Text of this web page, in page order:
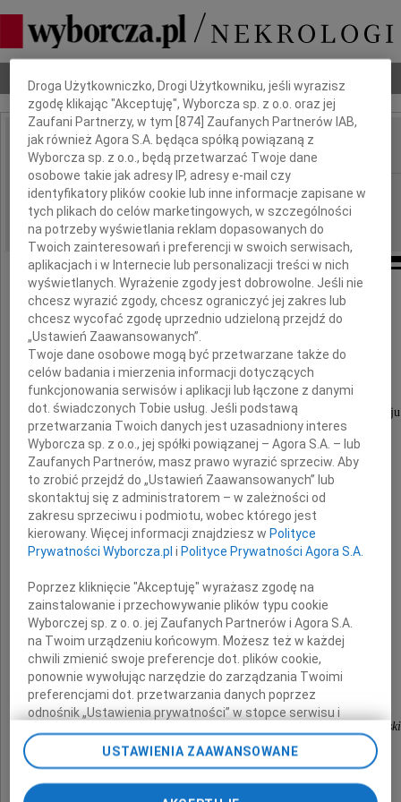
Nekrologi Odeszli Poradnik pogrzebowy
IMIĘ I NAZWISKO:
REGION: Kielce
DATA EMISJI: 04.09.2009
Pani
Stanisławie Stolarskiej
Przewodniczącej Rady Powiatu w Busku-Zdroju
wyrazy głębokiego współczucia
z powodu śmierci
Męża
składają
Tadeusz Kowalczyk
Przewodniczący Sejmiku Województwa
Dbamy o Twoją prywatność
Droga Użytkowniczko, Drogi Użytkowniku, jeśli wyrazisz
zgodę klikając "Akceptuję", Wyborcza sp. z o.o. oraz jej
Zaufani Partnerzy, w tym [874 ] Zaufanych Partnerów IAB,
jak również Agora S.A. będąca spółką powiązaną z
Wyborcza sp. z o.o., będą przetwarzać Twoje dane
osobowe takie jak adresy IP, adresy e-mail czy
identyfikatory plików cookie lub inne informacje zapisane w
tych plikach do celów marketingowych, w szczególności
na potrzeby wyświetlania reklam dopasowanych do
Twoich zainteresowań i preferencji w swoich serwisach,
aplikacjach i w Internecie lub personalizacji treści w nich
wyświetlanych. Wyrażenie zgody jest dobrowolne. Jeśli nie
chcesz wyrazić zgody, chcesz ograniczyć jej zakres lub
chcesz wycofać zgodę uprzednio udzieloną przejdź do
„Ustawień Zaawansowanych”.
Twoje dane osobowe mogą być przetwarzane także do
celów badania i mierzenia informacji dotyczących
funkcjonowania serwisów i aplikacji lub łączone z danymi
dot. świadczonych Tobie usług. Jeśli podstawą
przetwarzania Twoich danych jest uzasadniony interes
Wyborcza sp. z o.o., jej spółki powiązanej – Agora S.A. – lub
Zaufanych Partnerów, masz prawo wyrazić sprzeciw. Aby
to zrobić przejdź do „Ustawień Zaawansowanych” lub
skontaktuj się z administratorem – w zależności od
zakresu sprzeciwu i podmiotu, wobec którego jest
kierowany. Więcej informacji znajdziesz w Polityce
Prywatności Wyborcza.pl i Polityce Prywatności Agora S.A.
Poprzez kliknięcie "Akceptuję" wyrażasz zgodę na
zainstalowanie i przechowywanie plików typu cookie
Wyborczej sp. z o. o. jej Zaufanych Partnerów i Agora S.A.
na Twoim urządzeniu końcowym. Możesz też w każdej
chwili zmienić swoje preferencje dot. plików cookie,
ponownie wywołując narzędzie do zarządzania Twoimi
preferencjami dot. przetwarzania danych poprzez
odnośnik „Ustawienia prywatności” w stopce serwisu i
przechodząc do sekcji „Ustawienia zaawansowane”.
Zmiana ustawień plików cookie możliwa jest także za
pomocą ustawień przeglądarki.
USTAWIENIA ZAAWANSOWANE